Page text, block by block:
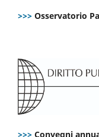
>>> Osservatorio
>>> Convegni